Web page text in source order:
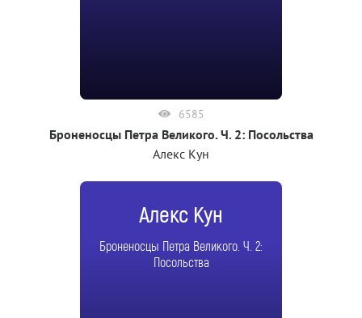
6585
Броненосцы Петра Великого. Ч. 2: Посольства
Алекс Кун
Алекс Кун
Броненосцы Петра Великого. Ч. 2:
Посольства